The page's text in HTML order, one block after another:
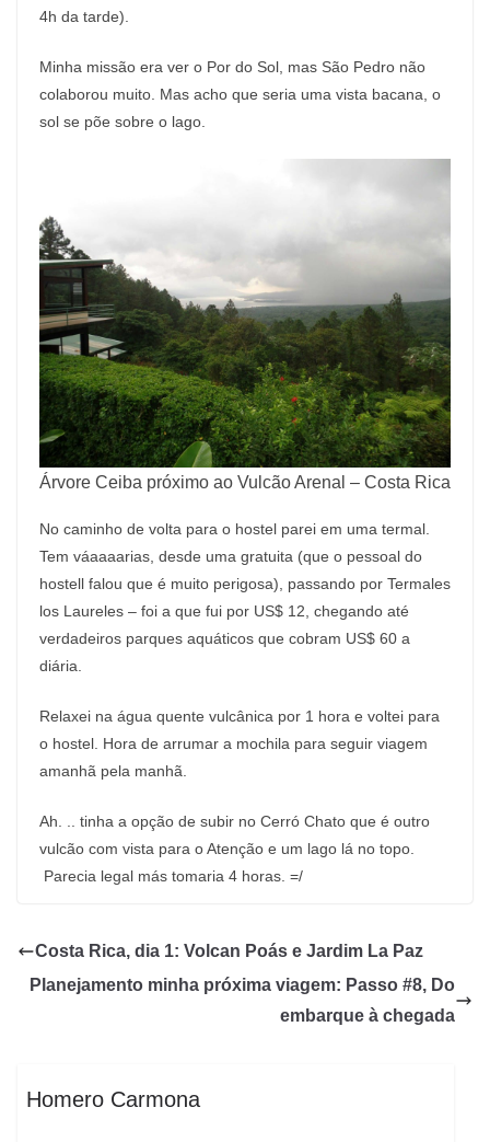
4h da tarde).
Minha missão era ver o Por do Sol, mas São Pedro não
colaborou muito. Mas acho que seria uma vista bacana, o
sol se põe sobre o lago.
Árvore Ceiba próximo ao Vulcão Arenal – Costa Rica
No caminho de volta para o hostel parei em uma termal.
Tem váaaaarias, desde uma gratuita (que o pessoal do
hostell falou que é muito perigosa), passando por Termales
los Laureles – foi a que fui por US$ 12, chegando até
verdadeiros parques aquáticos que cobram US$ 60 a
diária.
Relaxei na água quente vulcânica por 1 hora e voltei para
o hostel. Hora de arrumar a mochila para seguir viagem
amanhã pela manhã.
Ah. .. tinha a opção de subir no Cerró Chato que é outro
vulcão com vista para o Atenção e um lago lá no topo.
Parecia legal más tomaria 4 horas. =/
Costa Rica, dia 1: Volcan Poás e Jardim La Paz
Planejamento minha próxima viagem: Passo #8, Do
embarque à chegada
Homero Carmona